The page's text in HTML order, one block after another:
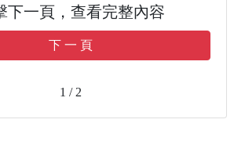
下一頁，查看完整內容
下 一 頁
1 / 2